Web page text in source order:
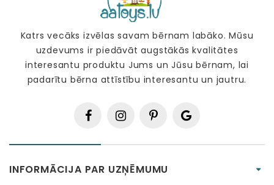
Katrs vecāks izvēlas savam bērnam labāko. Mūsu
uzdevums ir piedāvāt augstākās kvalitātes
interesantu produktu Jums un Jūsu bērnam, lai
padarītu bērna attīstību interesantu un jautru.
INFORMĀCIJA PAR UZŅĒMUMU